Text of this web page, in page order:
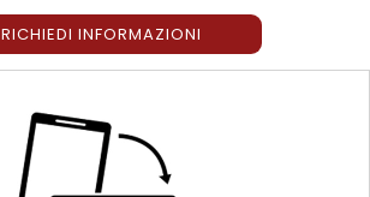
RICHIEDI INFORMAZIONI